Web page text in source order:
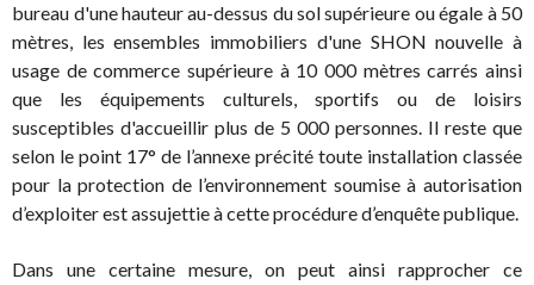
bureau d'une hauteur au-dessus du sol supérieure ou égale à 50
mètres, les ensembles immobiliers d'une SHON nouvelle à
usage de commerce supérieure à 10 000 mètres carrés ainsi
que les équipements culturels, sportifs ou de loisirs
susceptibles d'accueillir plus de 5 000 personnes. Il reste que
selon le point 17° de l’annexe précité toute installation classée
pour la protection de l’environnement soumise à autorisation
d’exploiter est assujettie à cette procédure d’enquête publique.
Dans une certaine mesure, on peut ainsi rapprocher ce